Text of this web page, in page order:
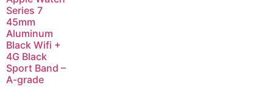
Series 7
45mm
Aluminum
Black Wifi +
4G Black
Sport Band –
A-grade